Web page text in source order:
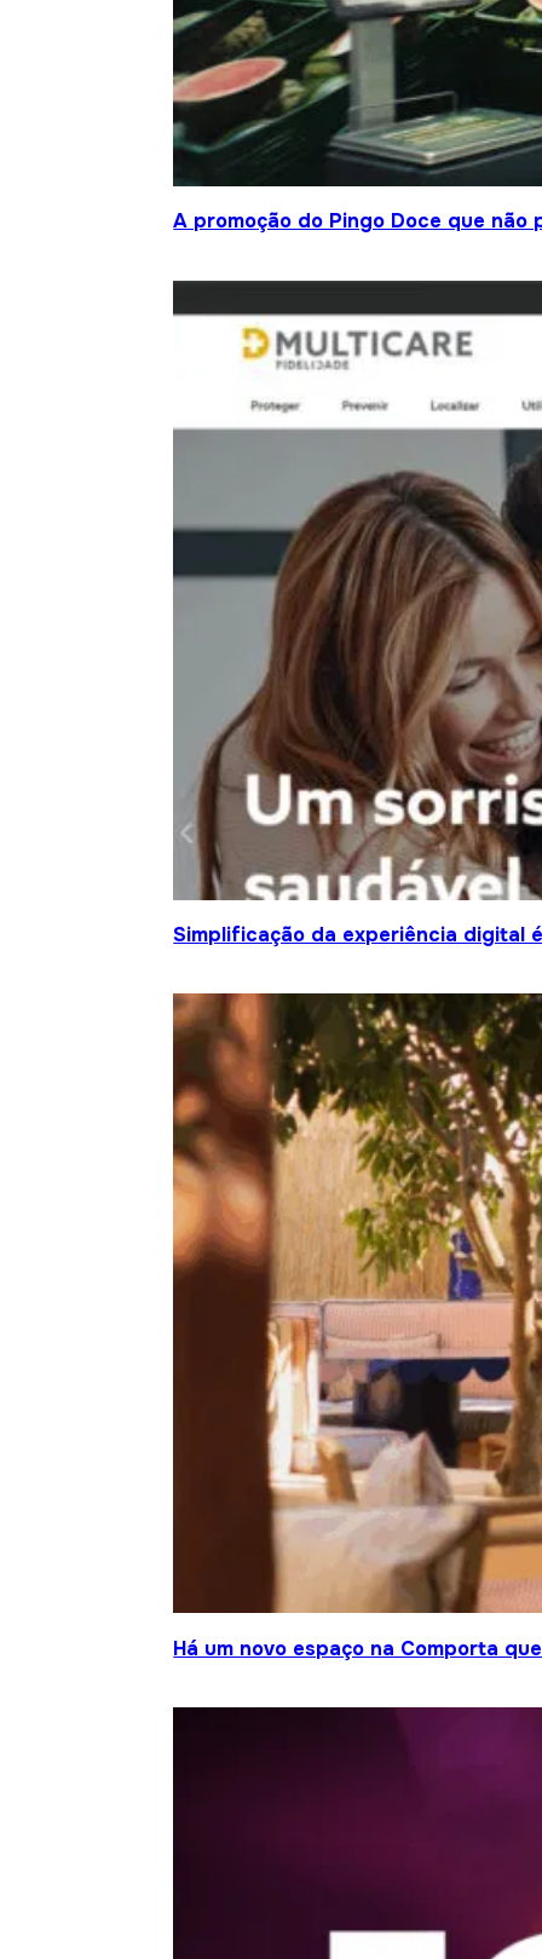
A promoção do Pingo Doce que
Simplificação da experiência digital
Há um novo espaço na Comporta